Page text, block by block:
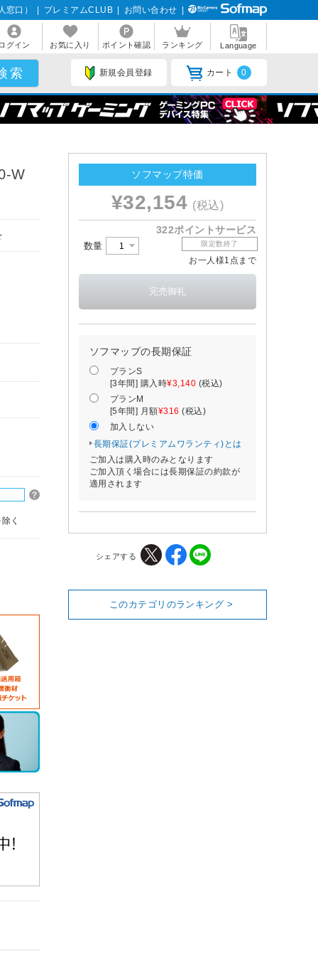
窓口） プレミアムCLUB お問い合わせ
ログイン お気に入り ポイント確認 ランキング Language
新規会員登録 カート 0
W
く
ソフマップ特価
¥32,154 (税込)
322ポイントサービス
数量 限定数終了
お一人様1点まで
ソフマップの長期保証
プランS
[3年間] 購入時¥3,140 (税込)
プランM
[5年間] 月額¥316 (税込)
加入しない
長期保証(プレミアムワランティ)とは
ご加入は購入時のみとなります
ご加入頂く場合には長期保証の約款が
適用されます
シェアする
このカテゴリのランキング >